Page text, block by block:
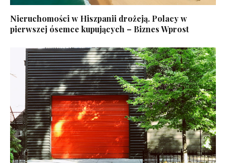
Nieruchomości w Hiszpanii drożeją. Polacy w
pierwszej ósemce kupujących – Biznes Wprost